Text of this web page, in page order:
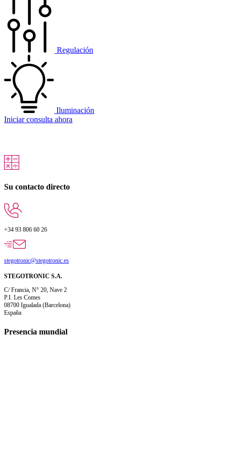
Regulación
Iluminación
Iniciar consulta ahora
Su contacto directo
+34 93 806 60 26
stegotronic@stegotronic.es
STEGOTRONIC S.A.
C/ Francia, N° 20, Nave 2
P.I. Les Comes
08700 Igualada (Barcelona)
España
Presencia mundial